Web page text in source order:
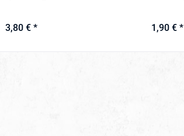
3,80 € * 1,90 € *